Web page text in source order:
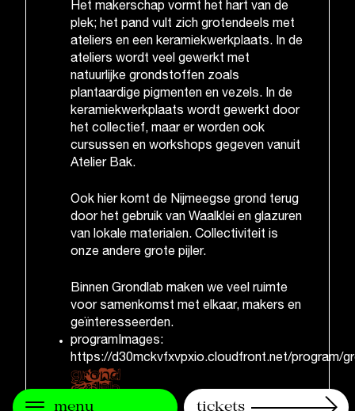
Het makerschap vormt het hart van de
plek; het pand vult zich grotendeels met
ateliers en een keramiekwerkplaats. In de
ateliers wordt veel gewerkt met
natuurlijke grondstoffen zoals
plantaardige pigmenten en vezels. In de
keramiekwerkplaats wordt gewerkt door
het collectief, maar er worden ook
cursussen en workshops gegeven vanuit
Atelier Bak.
Ook hier komt de Nijmeegse grond terug
door het gebruik van Waalklei en glazuren
van lokale materialen. Collectiviteit is
onze andere grote pijler.
Binnen Grondlab maken we veel ruimte
voor samenkomst met elkaar, makers en
geïnteresseerden.
programImages:
https://d30mckvfxvpxio.cloudfront.net/program/
menu tickets